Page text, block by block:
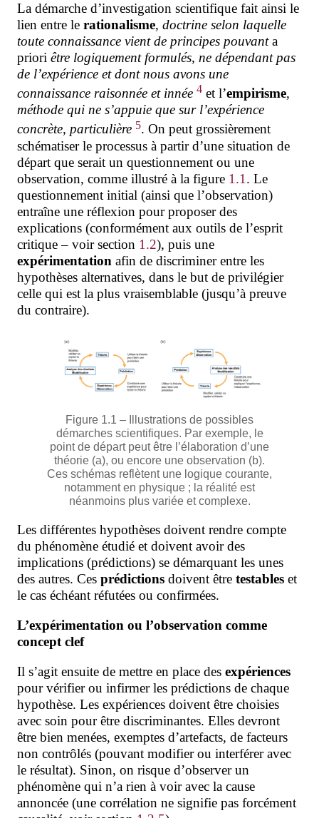
La démarche d’investigation scientifique fait ainsi le
lien entre le rationalisme, doctrine selon laquelle
toute connaissance vient de principes pouvanta
priori être logiquement formulés, ne dépendant pas
de l’expérience et dont nous avons une
connaissance raisonnée et innée 4 et l’empirisme,
méthode qui ne s’appuie que sur l’expérience
concrète, particulière 5. On peut grossièrement
schématiser le processus à partir d’une situation de
départ que serait un questionnement ou une
observation, comme illustré à la figure 1.1 . Le
questionnement initial (ainsi que l’observation)
entraîne une réflexion pour proposer des
explications (conformément aux outils de l’esprit
critique– voir section 1.2), puis une
expérimentation afin de discriminer entre les
hypothèses alternatives, dans le but de privilégier
celle qui est la plus vraisemblable (jusqu’à preuve
du contraire).
Figure 1.1 – Illustrations de possibles
démarches scientifiques. Par exemple, le
point de départ peut être l’élaboration d’une
théorie (a), ou encore une observation (b).
Ces schémas reflètent une logique courante,
notamment en physique ; la réalité est
néanmoins plus variée et complexe.
Les différentes hypothèses doivent rendre compte
du phénomène étudié et doivent avoir des
implications (prédictions) se démarquant les unes
des autres. Ces prédictions doivent être testables et
le cas échéant réfutées ou confirmées.
L’expérimentation ou l’observation comme
concept clef
Il s’agit ensuite de mettre en place des expériences
pour vérifier ou infirmer les prédictions de chaque
hypothèse. Les expériences doivent être choisies
avec soin pour être discriminantes. Elles devront
être bien menées, exemptes d’artefacts, de facteurs
non contrôlés (pouvant modifier ou interférer avec
le résultat). Sinon, on risque d’observer un
phénomène qui n’a rien à voir avec la cause
annoncée (une corrélation ne signifie pas forcément